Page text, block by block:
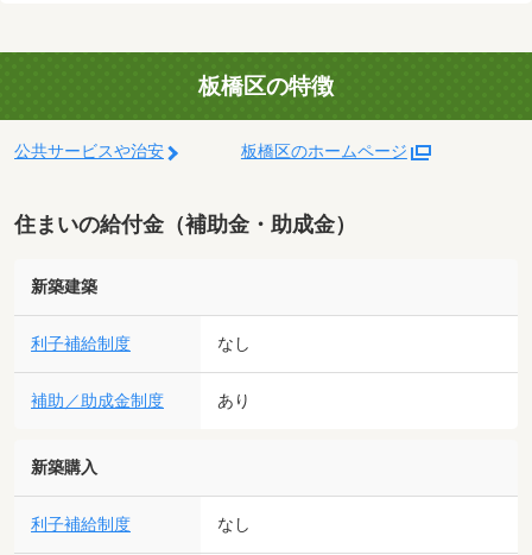
板橋区の特徴
公共サービスや治安 板橋区のホームページ
住まいの給付金（補助金・助成金）
新築建築
利子補給制度 なし
補助／助成金制度 あり
新築購入
利子補給制度 なし